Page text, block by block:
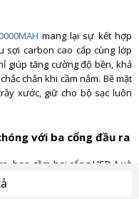
mang lại sự kết hợp
sợi carbon cao cấp cùng lớp
giúp tăng cường độ bền, khả
chắn khi cầm nắm. Bề mặt
xước, giữ cho bộ sạc luôn
với ba cổng đầu ra
bao gồm hai cổng USB-A và
nhiều thiết bị. Công nghệ
điện phù hợp với từng thiết